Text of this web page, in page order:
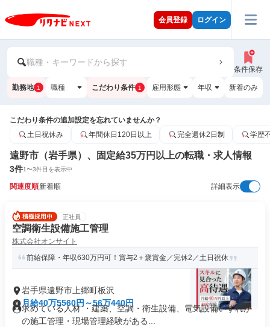
会員登録 ログイン
職種・キーワードから探す
条件保存
勤務地 1 職種 こだわり条件 1 雇用形態 年収 新着のみ
こだわり条件の追加設定を忘れていませんか？
土日祝休み
年間休日120日以上 完全週休2日制 学歴
遠野市（岩手県）、固定給35万円以上の転職・求人情報
3件1〜3件目を表示中
関連度順新着順 詳細表示
正社員
空調衛生設備施工管理
株式会社オンサイト
前給保障・年収630万円可！賞与2＋褒賞金／完休2／土日祝休
岩手県遠野市上郷町板沢
月給40万5560円～56万440円
求めている人材 ・建築、空調・衛生設備、電気設備いずれか
の施工管理・現場管理経験がある...